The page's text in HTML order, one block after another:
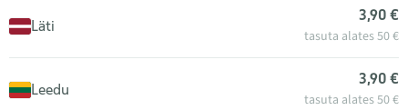
Läti
3,90 €
tasuta alates 50 €
Leedu
3,90 €
tasuta alates 50 €